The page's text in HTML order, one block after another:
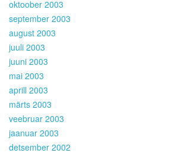
oktoober 2003
september 2003
august 2003
juuli 2003
juuni 2003
mai 2003
aprill 2003
märts 2003
veebruar 2003
jaanuar 2003
detsember 2002